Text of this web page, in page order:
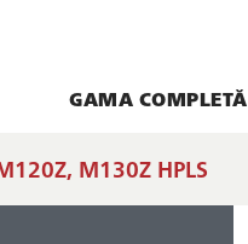
GAMA COMPLETĂ
M130Z HPLS